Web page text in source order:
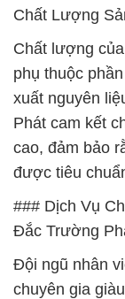
Chất Lượng
Chất lượng
phụ thuộc
xuất nguyên
Phát cam kết
cao, đảm bảo
được tiêu
### Dịch Vụ
Đắc Trường
Đội ngũ nhân
chuyên gia